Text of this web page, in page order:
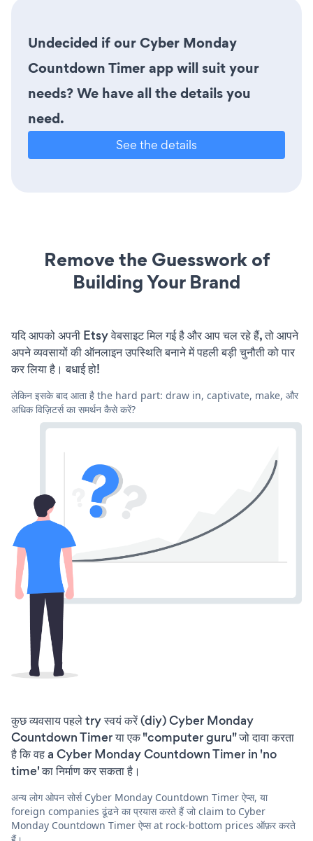
Undecided if our Cyber Monday
Countdown Timer app will suit your
needs? We have all the details you
need.
See the details
Remove the Guesswork of
Building Your Brand
यदि आपको अपनी Etsy वेबसाइट मिल गई है और आप चल रहे हैं, तो आपने
अपने व्यवसायों की ऑनलाइन उपस्थिति बनाने में पहली बड़ी चुनौती को पार
कर लिया है। बधाई हो!
लेकिन इसके बाद आता है the hard part: draw in, captivate, make, और
अधिक विज़िटर्स का समर्थन कैसे करें?
कुछ व्यवसाय पहले try स्वयं करें (diy) Cyber Monday
Countdown Timer या एक "computer guru" जो दावा करता
है कि वह a Cyber Monday Countdown Timer in 'no
time' का निर्माण कर सकता है।
अन्य लोग ओपन सोर्स Cyber Monday Countdown Timer ऐप्स, या
foreign companies ढूंढने का प्रयास करते हैं जो claim to Cyber
Monday Countdown Timer ऐप्स at rock-bottom prices ऑफ़र करते